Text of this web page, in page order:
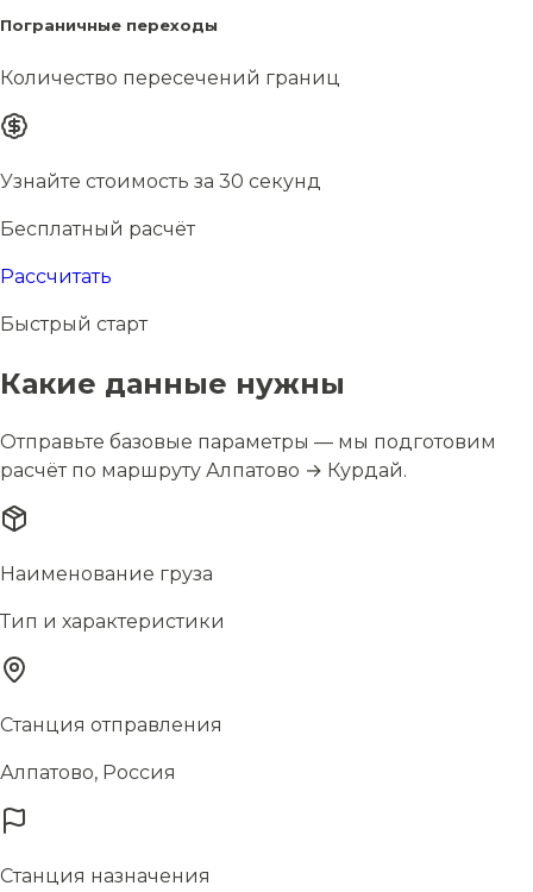
Пограничные переходы
Количество пересечений границ
Узнайте стоимость за 30 секунд
Бесплатный расчёт
Рассчитать
Быстрый старт
Какие данные нужны
Отправьте базовые параметры — мы подготовим
расчёт по маршруту Алпатово → Курдай.
Наименование груза
Тип и характеристики
Станция отправления
Алпатово, Россия
Станция назначения